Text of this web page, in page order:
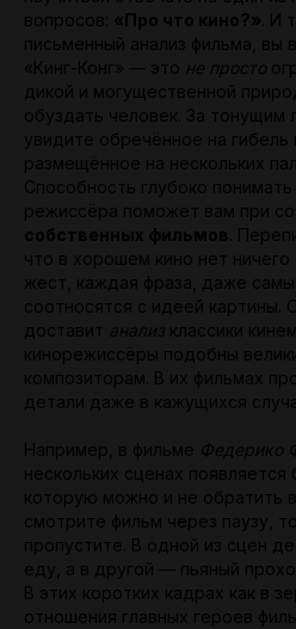
вопросов: «Про что кино?» . И
письменный анализ фильма, вы
«Кинг-Конг» — это не просто
дикой и могущественной
обуздать человек. За тонущим
увидите обречённое на гибель
размещённое на нескольких
Способность глубоко
режиссёра поможет вам при
собственных фильмов .
что в хорошем кино нет
жест, каждая фраза, даже
соотносятся с идеей картины.
доставит анализ классики
кинорежиссёры подобны
композиторам. В их фильмах
детали даже в кажущихся
Например, в фильме Федерико
нескольких сценах появляется
которую можно и не обратить
смотрите фильм через паузу,
пропустите. В одной из сцен
еду, а в другой — пьяный
В этих коротких кадрах как в
отношения главных героев